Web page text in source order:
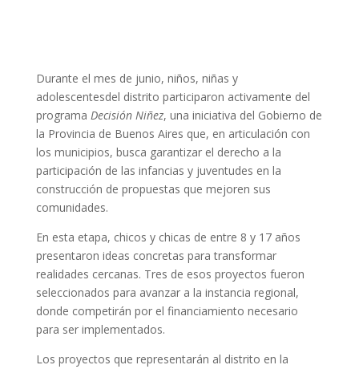
Durante el mes de junio, niños, niñas y
adolescentesdel distrito participaron activamente del
programa Decisión Niñez, una iniciativa del Gobierno de
la Provincia de Buenos Aires que, en articulación con
los municipios, busca garantizar el derecho a la
participación de las infancias y juventudes en la
construcción de propuestas que mejoren sus
comunidades.
En esta etapa, chicos y chicas de entre 8 y 17 años
presentaron ideas concretas para transformar
realidades cercanas. Tres de esos proyectos fueron
seleccionados para avanzar a la instancia regional,
donde competirán por el financiamiento necesario
para ser implementados.
Los proyectos que representarán al distrito en la